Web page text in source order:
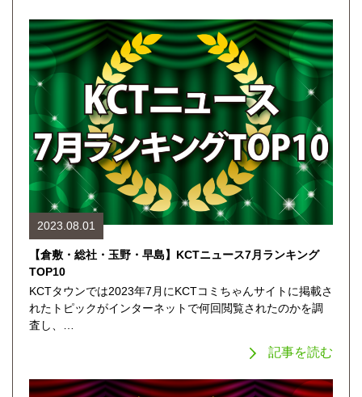
2023.08.01
【倉敷・総社・玉野・早島】KCTニュース7月ランキング
TOP10
KCTタウンでは2023年7月にKCTコミちゃんサイトに掲載さ
れたトピックがインターネットで何回閲覧されたのかを調
査し、…
記事を読む